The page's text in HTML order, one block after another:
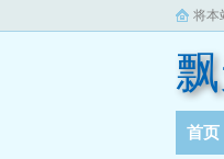
将本
首页